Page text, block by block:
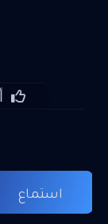
استماع